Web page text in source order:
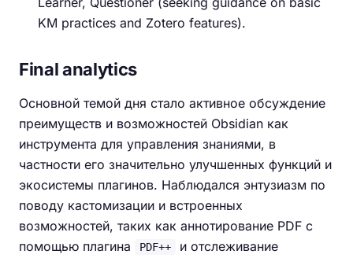
KM practices and Zotero features).
Final analytics
Основной темой дня стало активное обсуждение
преимуществ и возможностей Obsidian как
инструмента для управления знаниями, в
частности его значительно улучшенных функций и
экосистемы плагинов. Наблюдался энтузиазм по
поводу кастомизации и встроенных
возможностей, таких как аннотирование PDF с
помощью плагина
PDF++
и отслеживание